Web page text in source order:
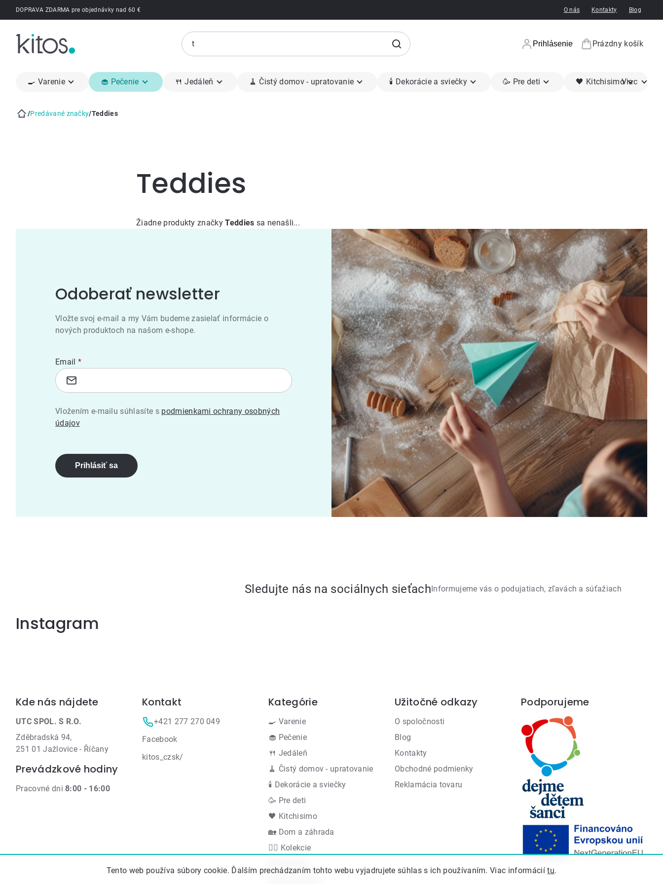
Tento web používa súbory cookie. Ďalším prechádzaním tohto webu vyjadrujete súhlas s ich používaním. Viac informáciítu.
PrejsťDOPRAVA ZDARMA pre objednávky nad 60 € O nás Kontakty Blog
Prihlásenie
Nákupný
Prázdny košík
🍳 Varenie 🧁 Pečenie 🍴 Jedáleň 🧹 Čistý domov - upratovanie 🕯 Dekorácie a sviečky 🥳 Pre deti 🖤 KitchisimoViac
/Predávané značky/Teddies
Teddies
Žiadne produkty značkyTeddies sa nenašli...
Odoberať newsletter
Vložte svoj e-mail a my Vám budeme zasielať informácie o
nových produktoch na našom e-shope.
Email
Vložením e-mailu súhlasíte s podmienkami ochrany osobných
údajov
Prihlásiť sa
Sledujte nás na sociálnych sieťachInformujeme vás o podujatiach, zľavách a súťažiach
Instagram
Zápätie
Kde nás nájdete
UTC SPOL. S R.O.
Zděbradská 94,
251 01 Jažlovice - Říčany
Prevádzkové hodiny
Pracovné dni8:00 - 16:00
Kontakt
+421 277 270 049
Facebook
kitos_czsk/
Preskočiť
Kategórie
🍳 Varenie
🧁 Pečenie
🍴 Jedáleň
🧹 Čistý domov - upratovanie
🕯 Dekorácie a sviečky
🥳 Pre deti
🖤 Kitchisimo
🏡 Dom a záhrada
👍🏻 Kolekcie
Užitočné odkazy
O spoločnosti
Blog
Kontakty
Obchodné podmienky
Reklamácia tovaru
Podporujeme